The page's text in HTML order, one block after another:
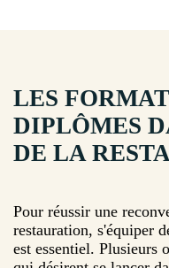
LES
DIPLÔMES
DE LA
Pour réussir une
restauration, s'équiper
est essentiel. Plusieurs